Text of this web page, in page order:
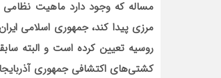
مساله که وجود دارد ماهیت
مرزی پیدا کند، جمهوری اسلامی
روسیه تعیین کرده است و البته
کشتی‌های اکتشافی جمهوری